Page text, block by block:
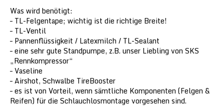
Was wird benötigt:
– TL-Felgentape; wichtig ist die richtige Breite!
– TL-Ventil
– Pannenflüssigkeit / Latexmilch / TL-Sealant
– eine sehr gute Standpumpe, z.B. unser Liebling von SKS
„Rennkompressor“
– Vaseline
– Airshot, Schwalbe TireBooster
– es ist von Vorteil, wenn sämtliche Komponenten (Felgen &
Reifen) für die Schlauchlosmontage vorgesehen sind.